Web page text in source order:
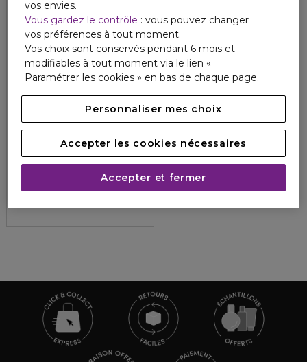
NUTRICOSMETICS
CORPS
Pro-collagène minceur
79,60 € 5 1
vos envies.
Vous gardez le contrôle : vous pouvez changer
vos préférences à tout moment.
Vos choix sont conservés pendant 6 mois et
modifiables à tout moment via le lien «
Paramétrer les cookies » en bas de chaque page.
Personnaliser mes choix
Accepter les cookies nécessaires
Accepter et fermer